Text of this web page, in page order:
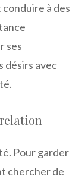
à des
ses
désirs avec
Pour garder
chercher de